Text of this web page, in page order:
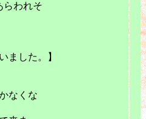
らわれそ
ました。】
なくな